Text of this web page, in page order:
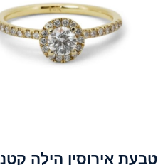
טבעת אירוסין הילה